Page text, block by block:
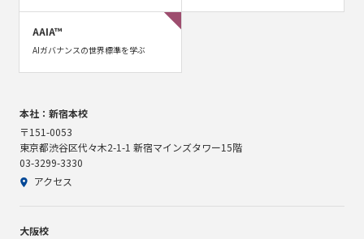
AAIA™
AIガバナンスの世界標準を学ぶ
本社：新宿本校
〒151-0053
東京都渋谷区代々木2-1-1 新宿マインズタワー15階
03-3299-3330
アクセス
大阪校